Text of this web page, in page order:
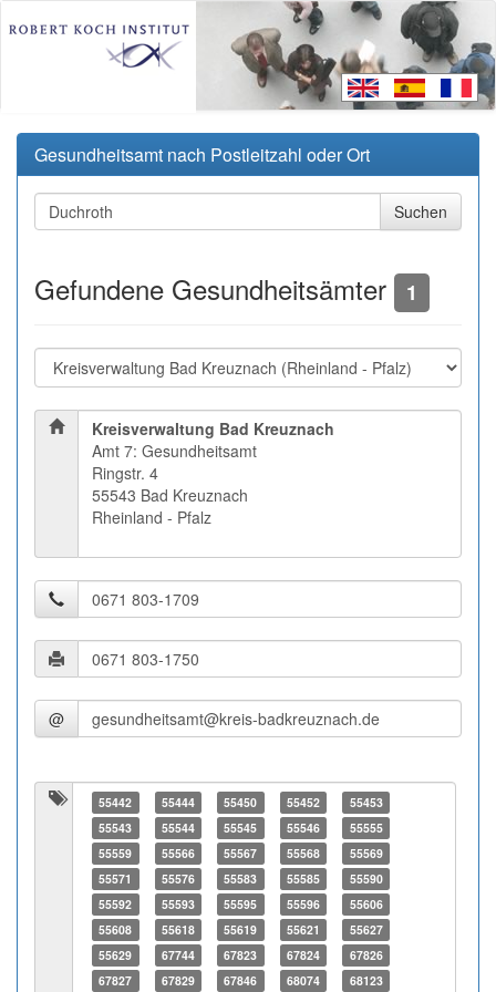
Gesundheitsamt nach Postleitzahl oder Ort
Gefundene Gesundheitsämter 1
Kreisverwaltung Bad Kreuznach
Amt 7: Gesundheitsamt
Ringstr. 4
55543 Bad Kreuznach
Rheinland - Pfalz
@
55442 55444 55450 55452
55453
55543
55544 55545 55546
55555
55559
55566 55567 55568
55569
55571
55576 55583 55585
55590
55592
55593 55595 55596
55606
55608
55618 55619 55621
55627
55629
67744 67823 67824
67826
67827
67829 67846 68074 68123